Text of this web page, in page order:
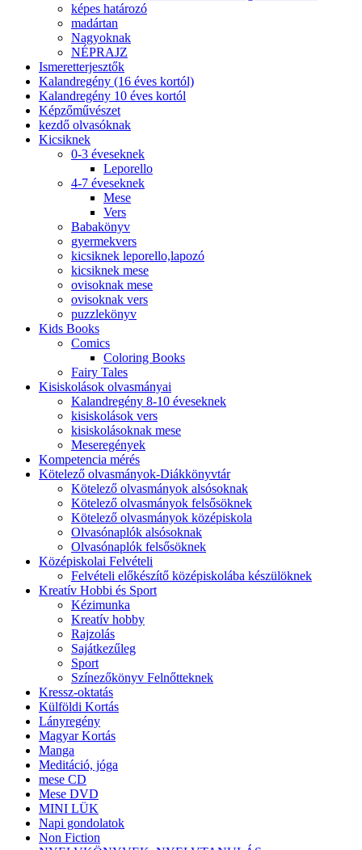
képes határozó
madártan
Nagyoknak
NÉPRAJZ
Ismeretterjesztők
Kalandregény (16 éves kortól)
Kalandregény 10 éves kortól
Képzőművészet
kezdő olvasóknak
Kicsiknek
0-3 éveseknek
Leporello
4-7 éveseknek
Mese
Vers
Babakönyv
gyermekvers
kicsiknek leporello,lapozó
kicsiknek mese
ovisoknak mese
ovisoknak vers
puzzlekönyv
Kids Books
Comics
Coloring Books
Fairy Tales
Kisiskolások olvasmányai
Kalandregény 8-10 éveseknek
kisiskolások vers
kisiskolásoknak mese
Meseregények
Kompetencia mérés
Kötelező olvasmányok-Diákkönyvtár
Kötelező olvasmányok alsósoknak
Kötelező olvasmányok felsősöknek
Kötelező olvasmányok középiskola
Olvasónaplók alsósoknak
Olvasónaplók felsősöknek
Középiskolai Felvételi
Felvételi előkészítő középiskolába készülöknek
Kreatív Hobbi és Sport
Kézimunka
Kreatív hobby
Rajzolás
Sajátkezűleg
Sport
Színezőkönyv Felnőtteknek
Kressz-oktatás
Külföldi Kortás
Lányregény
Magyar Kortás
Manga
Meditáció, jóga
mese CD
Mese DVD
MINI LÜK
Napi gondolatok
Non Fiction